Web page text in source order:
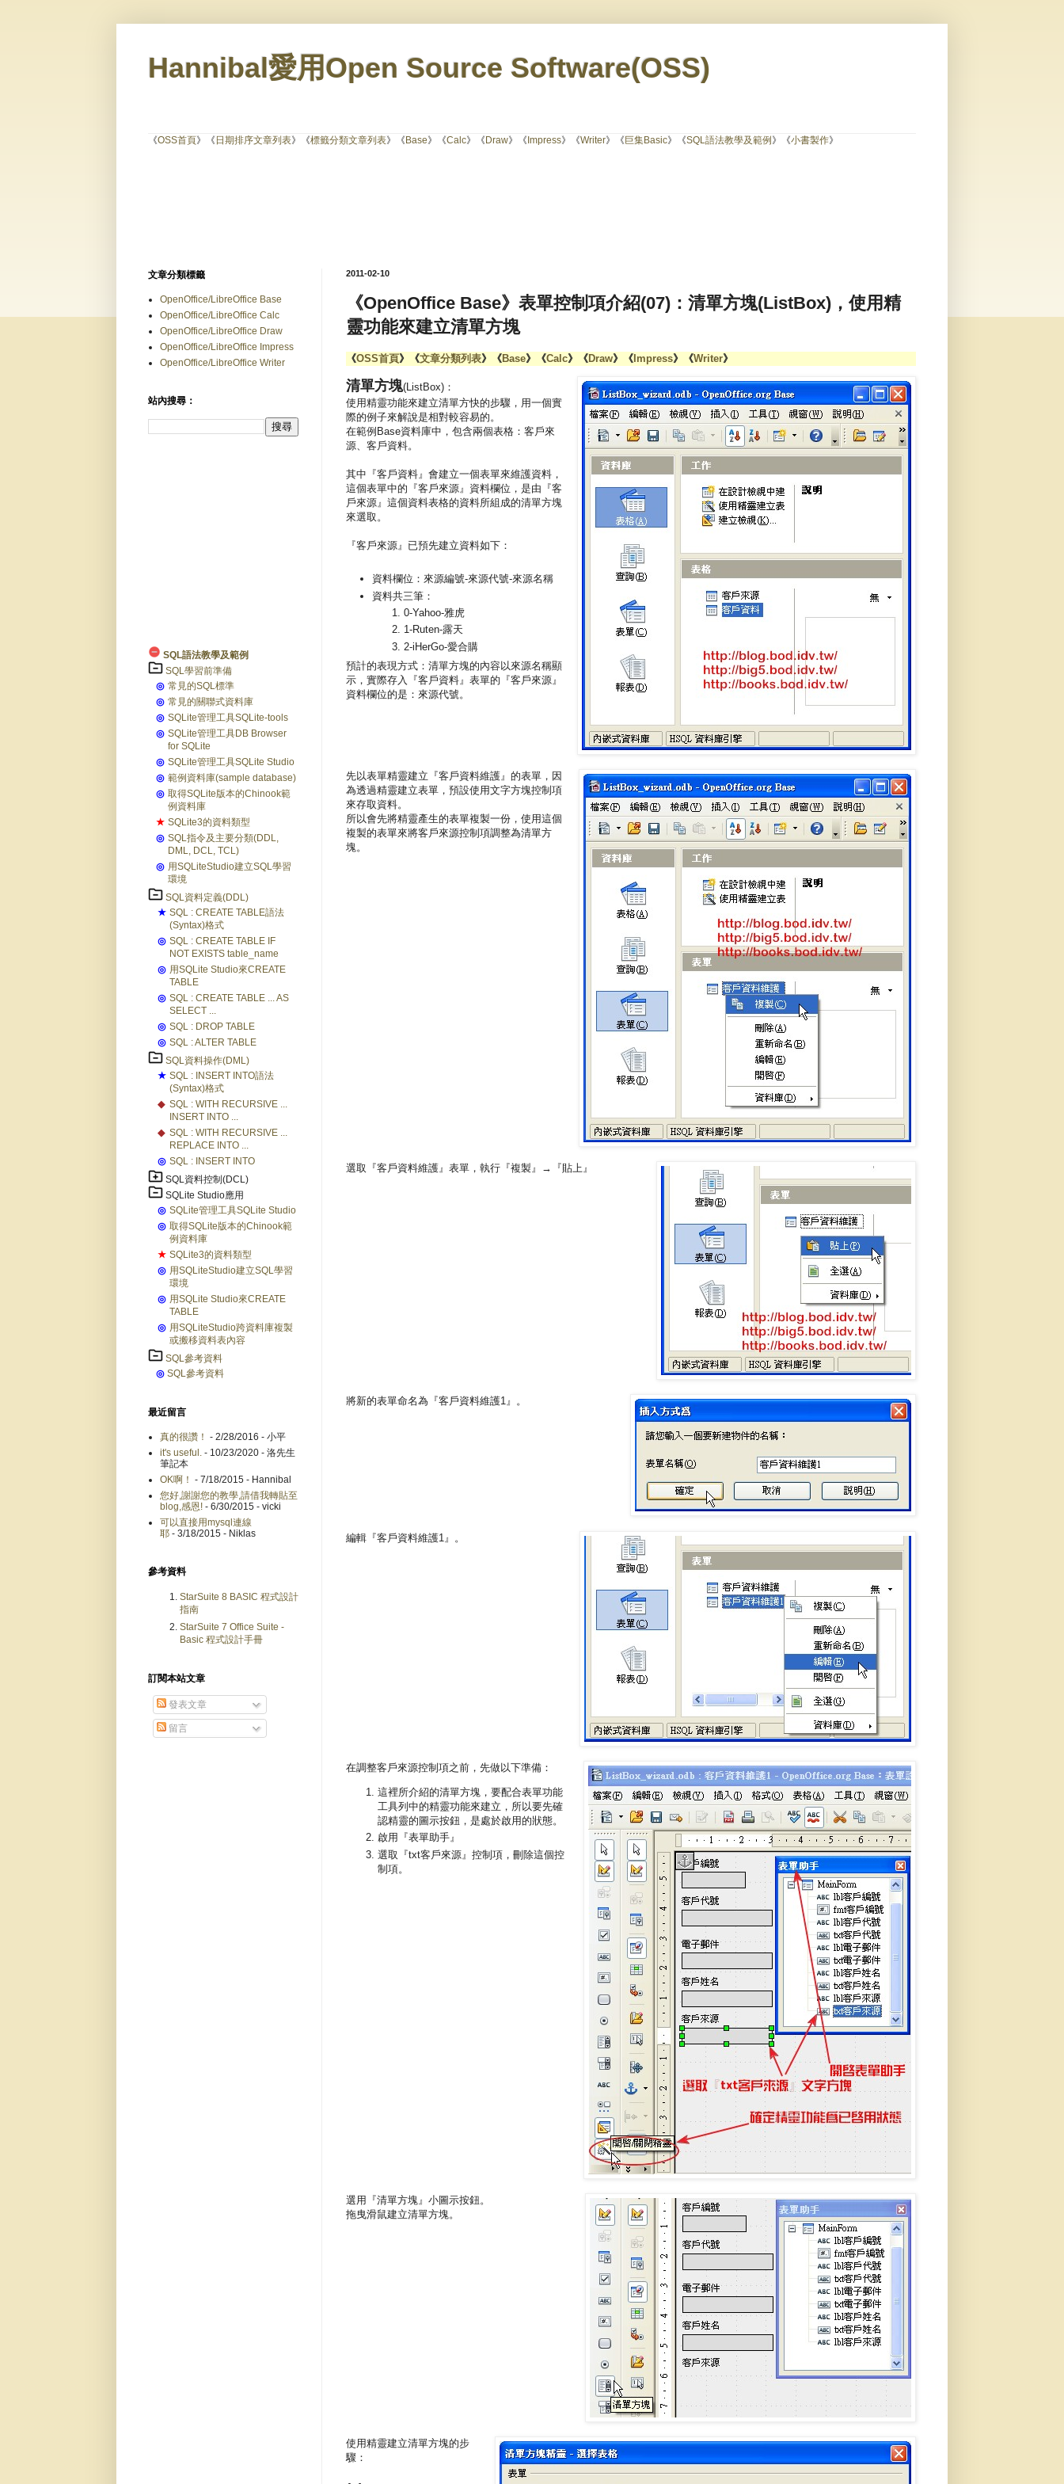
Hannibal愛用Open Source Software(OSS)
《OSS首頁》《 日期排序文章列表》《標籤分類文章列表》《 Base》《Calc》《 Draw》《 Impress》《Writer》《 巨集Basic》《SQL語法教學及範例 》《小書製作》
2011-02-10
《OpenOffice Base》表單控制項介紹(07)：清單方塊(ListBox)，使用精
靈功能來建立清單方塊
《OSS首頁》《文章分類列表》《Base》《Calc》《Draw》《Impress》《Writer》
清單方塊(ListBox)：
使用精靈功能來建立清單方快的步驟，用一個實
際的例子來解說是相對較容易的。
在範例Base資料庫中，包含兩個表格：客戶來
源、客戶資料。
其中『客戶資料』會建立一個表單來維護資料，
這個表單中的『客戶來源』資料欄位，是由『客
戶來源』這個資料表格的資料所組成的清單方塊
來選取。
『客戶來源』已預先建立資料如下：
資料欄位：來源編號-來源代號-來源名稱
資料共三筆：
0-Yahoo-雅虎
1-Ruten-露天
2-iHerGo-愛合購
預計的表現方式：清單方塊的內容以來源名稱顯
示，實際存入『客戶資料』表單的『客戶來源』
資料欄位的是：來源代號。
先以表單精靈建立『客戶資料維護』的表單，因
為透過精靈建立表單，預設使用文字方塊控制項
來存取資料。
所以會先將精靈產生的表單複製一份，使用這個
複製的表單來將客戶來源控制項調整為清單方
塊。
選取『客戶資料維護』表單，執行『複製』→『貼上』
將新的表單命名為『客戶資料維護1』。
編輯『客戶資料維護1』。
在調整客戶來源控制項之前，先做以下準備：
這裡所介紹的清單方塊，要配合表單功能
工具列中的精靈功能來建立，所以要先確
認精靈的圖示按鈕，是處於啟用的狀態。
啟用『表單助手』
選取『txt客戶來源』控制項，刪除這個控
制項。
選用『清單方塊』小圖示按鈕。
拖曳滑鼠建立清單方塊。
使用精靈建立清單方塊的步
驟：
文章分類標籤
OpenOffice/LibreOffice Base
OpenOffice/LibreOffice Calc
OpenOffice/LibreOffice Draw
OpenOffice/LibreOffice Impress
OpenOffice/LibreOffice Writer
站內搜尋：
SQL語法教學及範例
SQL學習前準備
◎ 常見的SQL標準
◎ 常見的關聯式資料庫
◎ SQLite管理工具SQLite-tools
◎ SQLite管理工具DB Browser
for SQLite
◎ SQLite管理工具SQLite Studio
◎ 範例資料庫(sample database)
◎ 取得SQLite版本的Chinook範
例資料庫
★ SQLite3的資料類型
◎ SQL指令及主要分類(DDL,
DML, DCL, TCL)
◎ 用SQLiteStudio建立SQL學習
環境
SQL資料定義(DDL)
★ SQL : CREATE TABLE語法
(Syntax)格式
◎ SQL : CREATE TABLE IF
NOT EXISTS table_name
◎ 用SQLite Studio來CREATE
TABLE
◎ SQL : CREATE TABLE ... AS
SELECT ...
◎ SQL : DROP TABLE
◎ SQL : ALTER TABLE
SQL資料操作(DML)
★ SQL : INSERT INTO語法
(Syntax)格式
◆ SQL : WITH RECURSIVE ...
INSERT INTO ...
◆ SQL : WITH RECURSIVE ...
REPLACE INTO ...
◎ SQL : INSERT INTO
SQL資料控制(DCL)
SQLite Studio應用
◎ SQLite管理工具SQLite Studio
◎ 取得SQLite版本的Chinook範
例資料庫
★ SQLite3的資料類型
◎ 用SQLiteStudio建立SQL學習
環境
◎ 用SQLite Studio來CREATE
TABLE
◎ 用SQLiteStudio跨資料庫複製
或搬移資料表內容
SQL參考資料
◎ SQL參考資料
最近留言
真的很讚！ - 2/28/2016 - 小平
it's useful. - 10/23/2020 - 洛先生
筆記本
OK啊！ - 7/18/2015 - Hannibal
您好,謝謝您的教學,請借我轉貼至
blog,感恩! - 6/30/2015 - vicki
可以直接用mysql連線
耶 - 3/18/2015 - Niklas
參考資料
StarSuite 8 BASIC 程式設計
指南
StarSuite 7 Office Suite -
Basic 程式設計手冊
訂閱本站文章
發表文章
留言